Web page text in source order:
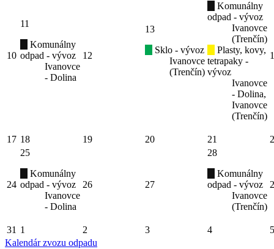
10
11
Komunálny
odpad - vývoz
Ivanovce
- Dolina
12
13
Sklo - vývoz
Ivanovce
(Trenčín)
Komunálny
odpad - vývoz
Ivanovce
(Trenčín)
Plasty, kovy,
tetrapaky -
vývoz
Ivanovce
- Dolina,
Ivanovce
(Trenčín)
17 18 19 20 21
24
25
Komunálny
odpad - vývoz
Ivanovce
- Dolina
26 27
28
Komunálny
odpad - vývoz
Ivanovce
(Trenčín)
31 1 2 3 4
5
Kalendár zvozu odpadu